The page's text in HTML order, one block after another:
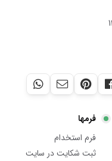
فرمها
فرم استخدام
ثبت شکایت در سایت